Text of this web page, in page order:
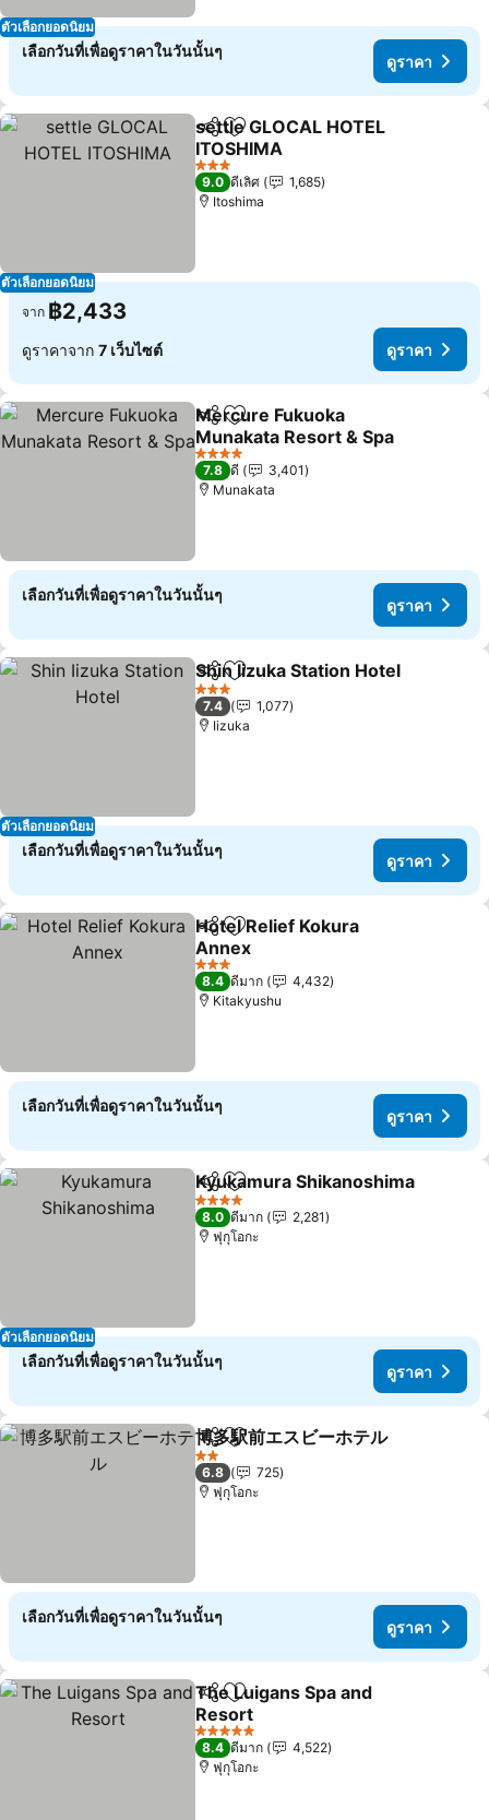
ตัวเลือกยอดนิยม
เลือกวันที่เพื่อดูราคาในวันนั้นๆ
ดูราคา
ตัวเลือกยอดนิยม
แชร์ เพิ่มในรายการโปรด
settle GLOCAL HOTEL
ITOSHIMA
ดูราคา
3 ดาว
9.0 ดีเลิศ
1,685
Itoshima
จาก ฿2,433
ดูราคาจาก 7 เว็บไซต์ ดูราคา
แชร์ เพิ่มในรายการโปรด
Mercure Fukuoka
Munakata Resort & Spa
ดูราคา
4 ดาว
7.8 ดี
3,401
Munakata
เลือกวันที่เพื่อดูราคาในวันนั้นๆ
ดูราคา
ตัวเลือกยอดนิยม
แชร์ เพิ่มในรายการโปรด
Shin Iizuka Station Hotel
3 ดาว
7.4
1,077
Iizuka
เลือกวันที่เพื่อดูราคาในวันนั้นๆ
ดูราคา
แชร์ เพิ่มในรายการโปรด
Hotel Relief Kokura
Annex
ดูราคา
3 ดาว
8.4 ดีมาก
4,432
Kitakyushu
เลือกวันที่เพื่อดูราคาในวันนั้นๆ
ดูราคา
ตัวเลือกยอดนิยม
แชร์ เพิ่มในรายการโปรด
Kyukamura Shikanoshima
4 ดาว
8.0 ดีมาก
2,281
ฟุกุโอกะ
เลือกวันที่เพื่อดูราคาในวันนั้นๆ
ดูราคา
แชร์ เพิ่มในรายการโปรด
博多駅前エスビーホテル
2 ดาว
6.8
725
ฟุกุโอกะ
เลือกวันที่เพื่อดูราคาในวันนั้นๆ
ดูราคา
แชร์ เพิ่มในรายการโปรด
The Luigans Spa and
Resort
ดูราคา
5 ดาว
8.4 ดีมาก
4,522
ฟุกุโอกะ